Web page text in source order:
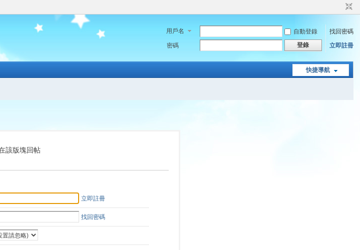
用戶名 自動登錄
找回密碼
密碼
登錄 立即註冊
快捷導航
該版塊回帖
立即註冊
找回密碼